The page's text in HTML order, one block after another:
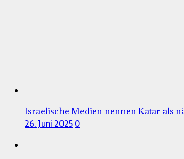
Israelische Medien nennen Katar als
26. Juni 20250